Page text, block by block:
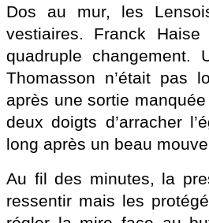
Dos au mur, les
vestiaires. Franck
quadruple
Thomasson n’était pas
après une sortie
deux doigts d’arracher
long après un beau
Au fil des minutes, la
ressentir mais les